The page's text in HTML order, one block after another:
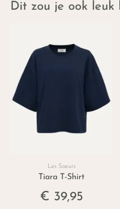
Dit zou je ook leuk
Les Soeurs
Tiara T-Shirt
€ 39,95